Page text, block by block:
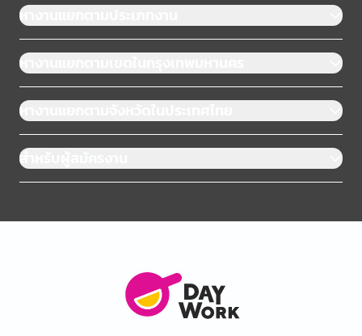
หางานแยกตามประเภทงาน
หางานแยกตามเขตในกรุงเทพมหานคร
หางานแยกตามจังหวัดในประเทศไทย
สำหรับผู้สมัครงาน